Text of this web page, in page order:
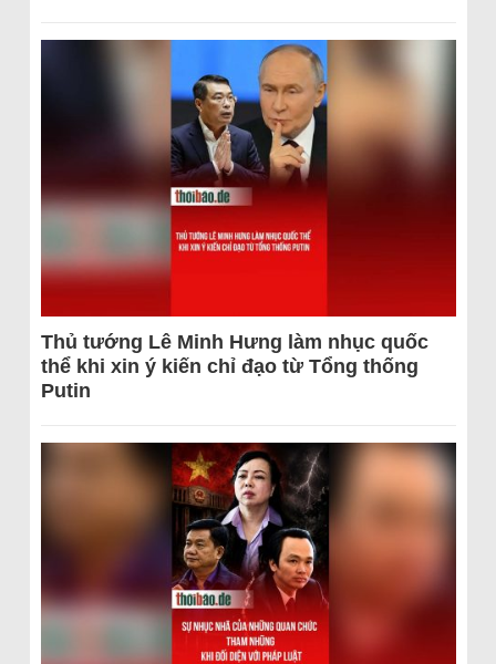
Thủ tướng Lê Minh Hưng làm nhục quốc
thể khi xin ý kiến chỉ đạo từ Tổng thống
Putin